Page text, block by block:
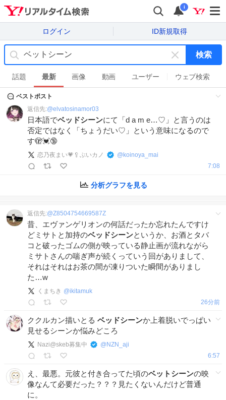
i
ログイン ID新規取得
キ
ー
ワ
を
消
検索
話題 最新 画像 動画 ユーザー ウェブ検索
ベストポスト
返信先:@elvatosinamor03
日本語でベッドシーンにて「d a m e…♡」と言うのは
否定ではなく「ちょうだい♡」という意味になるので
す🫣💓🔞
恋乃夜まい💗🥄ぶいカノ @ koinoya_mai
7:08
分析グラフを見る
返信先:@Z8504754669587Z
昔、エヴァンゲリオンの何話だったか忘れたんですけ
どミサトと加持のベッドシーンというか、お酒とタバ
コと破ったゴムの側が映っている静止画が流れながら
ミサトさんの喘ぎ声が続くっていう回がありまして、
それはそれはお茶の間が凍りついた瞬間がありまし
た…w
くまちき @ikitamuk
26分前
ククルカン描いとる ベッドシーンか上着脱いでっぱい
見せるシーンか悩みどころ
Nazi@skeb募集中 @ NZN_aji
6:57
え、最悪。元彼と付き合ってた頃のベットシーンの映
像なんて必要だった？？？見たくないんだけど普通
に。